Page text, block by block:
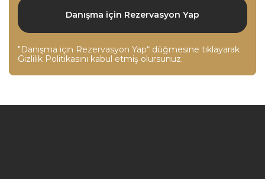
"Danışma için Rezervasyon Yap“ düğmesine tıklayarak
Gizlilik Politikasını kabul etmiş olursunuz.